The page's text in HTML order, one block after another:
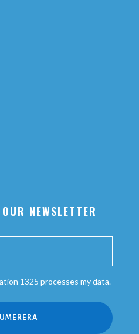
NEWSLETTER
1325 processes my data.